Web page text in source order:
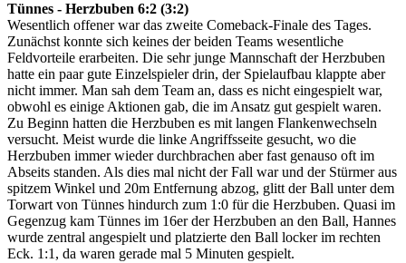
Tünnes - Herzbuben 6:2 (3:2)
Wesentlich offener war das zweite Comeback-Finale des Tages.
Zunächst konnte sich keines der beiden Teams wesentliche
Feldvorteile erarbeiten. Die sehr junge Mannschaft der Herzbuben
hatte ein paar gute Einzelspieler drin, der Spielaufbau klappte aber
nicht immer. Man sah dem Team an, dass es nicht eingespielt war,
obwohl es einige Aktionen gab, die im Ansatz gut gespielt waren.
Zu Beginn hatten die Herzbuben es mit langen Flankenwechseln
versucht. Meist wurde die linke Angriffsseite gesucht, wo die
Herzbuben immer wieder durchbrachen aber fast genauso oft im
Abseits standen. Als dies mal nicht der Fall war und der Stürmer aus
spitzem Winkel und 20m Entfernung abzog, glitt der Ball unter dem
Torwart von Tünnes hindurch zum 1:0 für die Herzbuben. Quasi im
Gegenzug kam Tünnes im 16er der Herzbuben an den Ball, Hannes
wurde zentral angespielt und platzierte den Ball locker im rechten
Eck. 1:1, da waren gerade mal 5 Minuten gespielt.